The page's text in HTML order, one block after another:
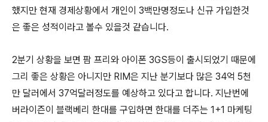
했지만 현재 경제상황에서 개인이 3백만명정도나 신규 가입한것
은 좋은 성적이라고 볼수 있을것 같습니다.
2분기 상황을 보면 팜 프리와 아이폰 3GS등이 출시되었기 때문에
그리 좋은 상황은 아니지만 RIM은 지난 분기보다 많은 34억 5천
만 달러에서 37억달러정도를 예상하고 있다고 합니다. 지난번에
버라이즌이 블랙베리 한대를 구입하면 한대를 더주는 1+1 마케팅